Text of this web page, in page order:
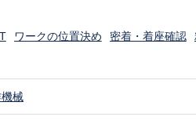
ワークの位置決め 密着・着座確認
械